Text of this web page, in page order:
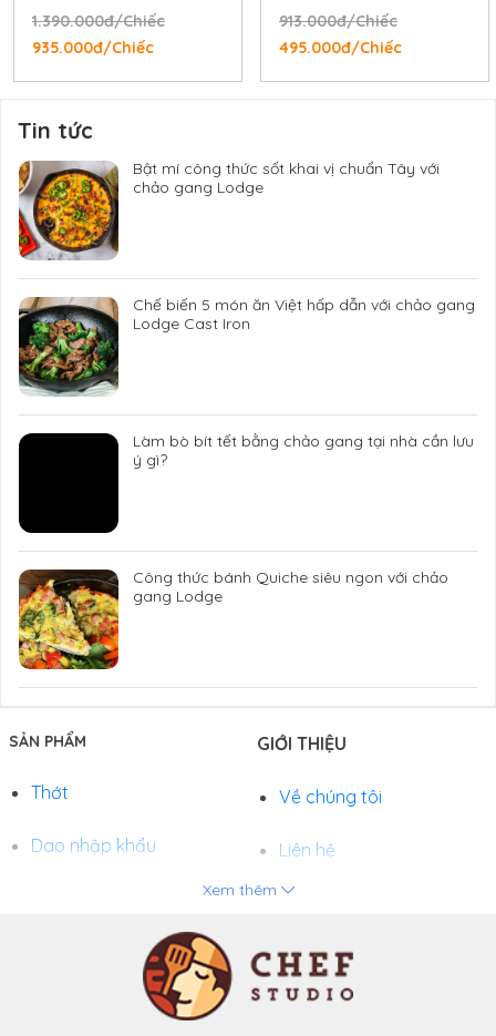
1.390.000đ/Chiếc
935.000đ/Chiếc
913.000đ/Chiếc
495.000đ/Chiếc
Tin tức
Bật mí công thức sốt khai vị chuẩn Tây với
chảo gang Lodge
Chế biến 5 món ăn Việt hấp dẫn với chảo gang
Lodge Cast Iron
Làm bò bít tết bằng chảo gang tại nhà cần lưu
ý gì?
Công thức bánh Quiche siêu ngon với chảo
gang Lodge
SẢN PHẨM
Thớt
Dao nhập khẩu
Khay và Bếp nướng
GIỚI THIỆU
Về chúng tôi
Liên hệ
Tuyển dụng
Xem thêm